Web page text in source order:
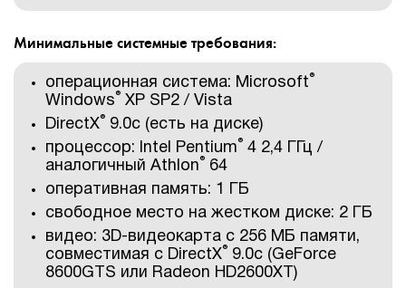
Минимальные системные требования:
операционная система: Microsoft®
Windows® XP SP2 / Vista
DirectX® 9.0с (есть на диске)
процессор: Intel Pentium® 4 2,4 ГГц /
аналогичный Athlon® 64
оперативная память: 1 ГБ
свободное место на жестком диске: 2 ГБ
видео: 3D-видеокарта с 256 МБ памяти,
совместимая с DirectX® 9.0с (GeForce
8600GTS или Radeon HD2600XT)